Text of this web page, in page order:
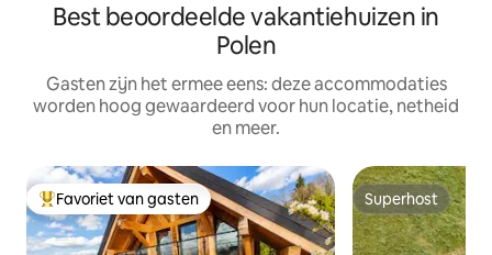
Best beoordeelde vakantiehuizen in
Polen
Gasten zijn het ermee eens: deze accommodaties
worden hoog gewaardeerd voor hun locatie, netheid
en meer.
Topfavoriet van gasten
Favoriet van gasten Superhost
Superhost